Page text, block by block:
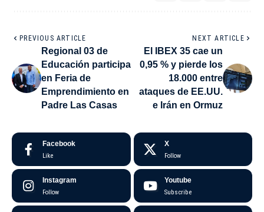
PREVIOUS ARTICLE
Regional 03 de
Educación participa
en Feria de
Emprendimiento en
Padre Las Casas
NEXT ARTICLE
El IBEX 35 cae un
0,95 % y pierde los
18.000 entre
ataques de EE.UU.
e Irán en Ormuz
Facebook
Like
X
Follow
Instagram
Follow
Youtube
Subscribe